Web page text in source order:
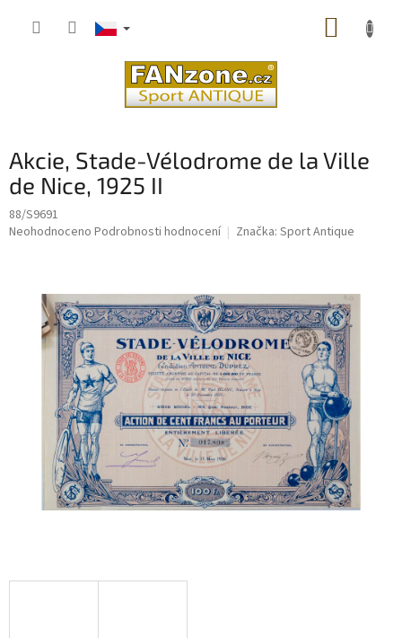
Akcie, Stade-Vélodrome de la Ville
de Nice, 1925 II
88/S9691
Průměrné
hvězdiček.
Neohodnoceno Podrobnosti hodnocení Značka: Sport Antique